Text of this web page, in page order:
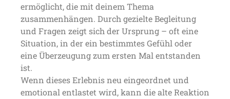
ermöglicht, die mit deinem Thema
zusammenhängen. Durch gezielte Begleitung
und Fragen zeigt sich der Ursprung – oft eine
Situation, in der ein bestimmtes Gefühl oder
eine Überzeugung zum ersten Mal entstanden
ist.
Wenn dieses Erlebnis neu eingeordnet und
emotional entlastet wird, kann die alte Reaktion